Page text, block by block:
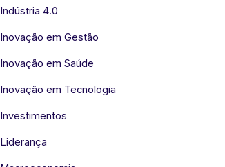
Indústria 4.0
Inovação em Gestão
Inovação em Saúde
Inovação em Tecnologia
Investimentos
Liderança